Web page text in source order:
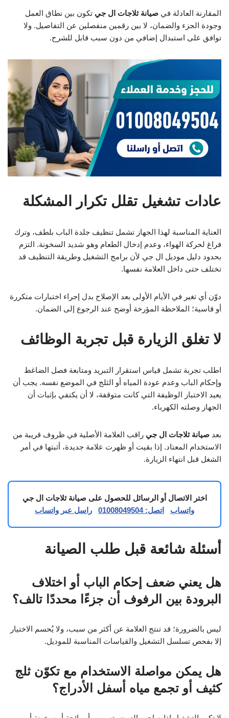
المقارنة العادلة في صيانة ثلاجات ال جي تكون بين نطاق العمل
وجودة الجزء والضمان، لا بين رقمين منفصلين عن التفاصيل. ولا
توافق على استبدال إضافي من دون سبب قابل للشرح.
عادات تشغيل تقلل تكرار المشكلة
العناية المناسبة لهذا الجهاز تشمل تنظيف جلدة الباب بلطف، وترك
فراغ لحركة الهواء، وعدم إدخال الطعام وهو شديد السخونة. التزم
بحدود دليل موديل ال جي لأن برامج التشغيل وطريقة التنظيف قد
تختلف حتى داخل العلامة نفسها.
دوّن أي تغير في الأيام الأولى بعد الإصلاح بدل إجراء اختبارات متكررة
أو قاسية؛ الملاحظة المؤرخة أوضح عند الرجوع إلى الضمان.
لا تغلق الزيارة قبل تجربة الوظائف
اطلب تجربة تشمل قياس استقرار التبريد ومتابعة فصل الضاغط
وإحكام الباب وعدم عودة المياه أو الثلج في الموضع نفسه. يجب أن
يعيد الاختبار الوظيفة التي كانت متوقفة، لا أن يكتفي بإثبات أن
الجهاز وصلته الكهرباء.
بعد صيانة ثلاجات ال جي راقب العلامة الأصلية في ظروف قريبة من
الاستخدام المعتاد. إذا بقيت أو ظهرت علامة جديدة، أثبتها في أمر
الشغل قبل انتهاء الزيارة.
اختر الاتصال أو الرسائل للحصول على صيانة ثلاجات ال جي
واتساب
اتصل: 01008049504 راسل عبر واتساب
أسئلة شائعة قبل طلب الصيانة
هل يعني ضعف إحكام الباب أو اختلاف
البرودة بين الرفوف أن جزءًا محددًا تالف؟
ليس بالضرورة؛ قد تنتج العلامة عن أكثر من سبب، ولا يُحسم الاختيار
إلا بفحص تسلسل التشغيل والقياسات المناسبة للموديل.
هل يمكن مواصلة الاستخدام مع تكوّن ثلج
كثيف أو تجمع مياه أسفل الأدراج؟